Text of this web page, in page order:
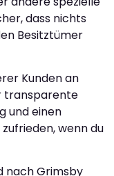
dass nichts
Besitztümer
Kunden an
transparente
und einen
wenn du
nach Grimsby